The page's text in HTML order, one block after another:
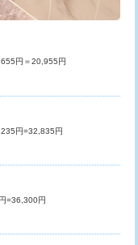
円＝20,955円
円=32,835円
=36,300円